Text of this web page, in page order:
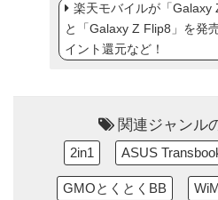
楽天モバイルが「Galaxy
と「Galaxy Z Flip8」を発
イント還元など！
関連ジャンル
2in1 ASUS
GMOとくとくBB